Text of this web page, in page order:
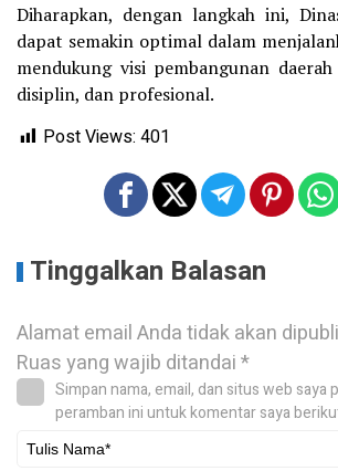
Diharapkan, dengan langkah ini,
dapat semakin optimal dalam
mendukung visi pembangunan
disiplin, dan profesional.
Post Views: 401
Tinggalkan Balasan
Alamat email Anda tidak akan
Ruas yang wajib ditandai*
Simpan nama, email, dan situs web saya
peramban ini untuk komentar saya